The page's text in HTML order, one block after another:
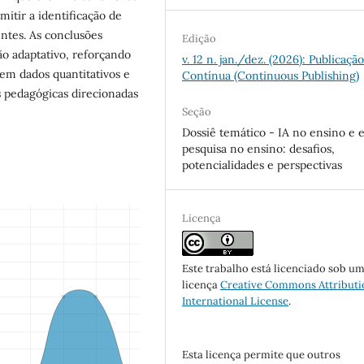
a identificação de
As conclusões
adaptativo, reforçando
dados quantitativos e
direcionadas
Edição
v. 12 n. jan./dez. (2026): Publicação
Contínua (Continuous Publishing)
Seção
Dossiê temático - IA no ensino e
pesquisa no ensino: desafios,
potencialidades e perspectivas
Licença
Este trabalho está licenciado sob
licençaCreative Commons
International License.
Esta licença permite que outros